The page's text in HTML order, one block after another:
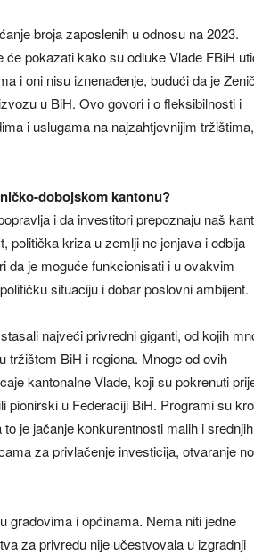
broja zaposlenih u odnosu na 2023.
će pokazati kako su odluke Vlade FBiH
i oni nisu iznenađenje, budući da je
u BiH. Ovo govori i o fleksibilnosti i
i uslugama na najzahtjevnijim
dobojskom kantonu?
i da investitori prepoznaju naš
politička kriza u zemlji ne jenjava i odbija
da je moguće funkcionisati i u ovakvim
situaciju i dobar poslovni ambijent.
najveći privredni giganti, od kojih
tržištem BiH i regiona. Mnoge od ovih
kantonalne Vlade, koji su pokrenuti
pionirski u Federaciji BiH. Programi su
je jačanje konkurentnosti malih i srednjih
za privlačenje investicija, otvaranje
gradovima i općinama. Nema niti jedne
za privredu nije učestvovala u izgradnji